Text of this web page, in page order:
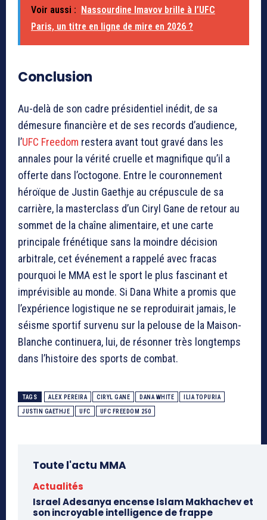
Voir aussi :
Nassourdine Imavov brille à l’UFC
Paris, un titre en ligne de mire en 2026 ?
Conclusion
Au-delà de son cadre présidentiel inédit, de sa
démesure financière et de ses records d’audience,
l’UFC Freedom restera avant tout gravé dans les
annales pour la vérité cruelle et magnifique qu’il a
offerte dans l’octogone. Entre le couronnement
héroïque de Justin Gaethje au crépuscule de sa
carrière, la masterclass d’un Ciryl Gane de retour au
sommet de la chaîne alimentaire, et une carte
principale frénétique sans la moindre décision
arbitrale, cet événement a rappelé avec fracas
pourquoi le MMA est le sport le plus fascinant et
imprévisible au monde. Si Dana White a promis que
l’expérience logistique ne se reproduirait jamais, le
séisme sportif survenu sur la pelouse de la Maison-
Blanche continuera, lui, de résonner très longtemps
dans l’histoire des sports de combat.
TAGS ALEX PEREIRA CIRYL GANE DANA WHITE ILIA TOPURIA
JUSTIN GAETHJE UFC UFC FREEDOM 250
Toute l'actu MMA
Actualités
Israel Adesanya encense Islam Makhachev et
son incroyable intelligence de frappe